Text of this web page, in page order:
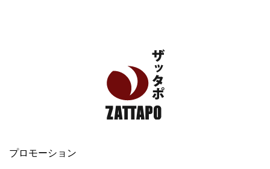
プロモーション